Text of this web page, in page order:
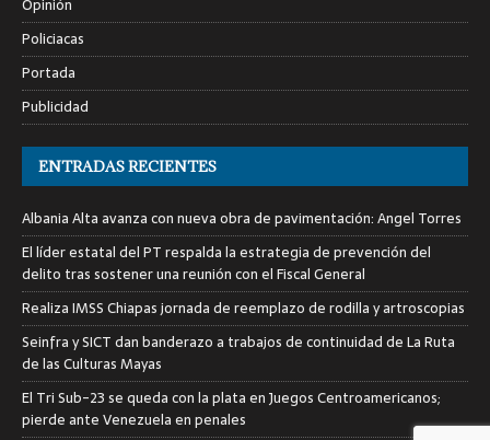
Opinión
Policiacas
Portada
Publicidad
ENTRADAS RECIENTES
Albania Alta avanza con nueva obra de pavimentación: Angel Torres
El líder estatal del PT respalda la estrategia de prevención del
delito tras sostener una reunión con el Fiscal General
Realiza IMSS Chiapas jornada de reemplazo de rodilla y artroscopias
Seinfra y SICT dan banderazo a trabajos de continuidad de La Ruta
de las Culturas Mayas
El Tri Sub-23 se queda con la plata en Juegos Centroamericanos;
pierde ante Venezuela en penales